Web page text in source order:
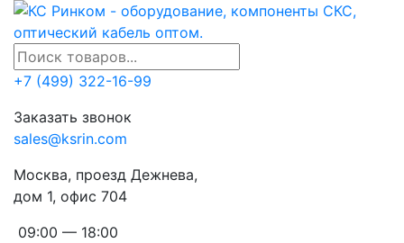
+7 (499) 322-16-99
Заказать звонок
sales@ksrin.com
Москва, проезд Дежнева,
дом 1, офис 704
09:00 — 18:00